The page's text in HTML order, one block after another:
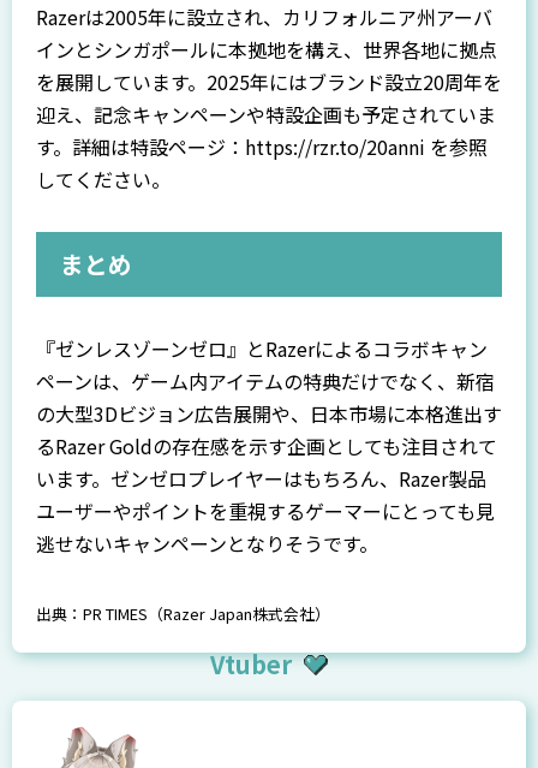
Razerは2005年に設立され、カリフォルニア州アーバ
インとシンガポールに本拠地を構え、世界各地に拠点
を展開しています。2025年にはブランド設立20周年を
迎え、記念キャンペーンや特設企画も予定されていま
す。詳細は特設ページ： https://rzr.to/20anni を参照
してください。
まとめ
『ゼンレスゾーンゼロ』とRazerによるコラボキャン
ペーンは、ゲーム内アイテムの特典だけでなく、新宿
の大型3Dビジョン広告展開や、日本市場に本格進出す
るRazer Goldの存在感を示す企画としても注目されて
います。ゼンゼロプレイヤーはもちろん、Razer製品
ユーザーやポイントを重視するゲーマーにとっても見
逃せないキャンペーンとなりそうです。
出典： PR TIMES（Razer Japan株式会社）
Vtuber